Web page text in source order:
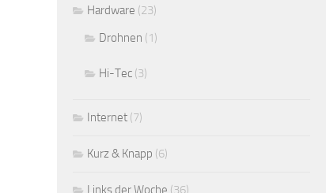
Hardware (23)
Drohnen (1)
Hi-Tec (3)
Internet (7)
Kurz & Knapp (6)
Links der Woche (36)